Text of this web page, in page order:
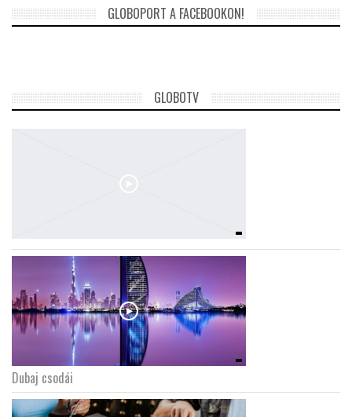
GLOBOPORT A FACEBOOKON!
GLOBOTV
Dubaj csodái